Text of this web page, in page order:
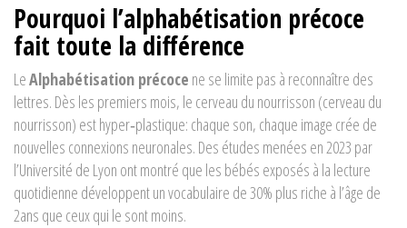
Pourquoi l’alphabétisation précoce
fait toute la différence
LeAlphabétisation précoce ne se limite pas à reconnaître des
lettres. Dès les premiers mois, le cerveau du nourrisson (cerveau du
nourrisson) est hyper‑plastique: chaque son, chaque image crée de
nouvelles connexions neuronales. Des études menées en 2023 par
l’Université de Lyon ont montré que les bébés exposés à la lecture
quotidienne développent un vocabulaire de 30% plus riche à l’âge de
2ans que ceux qui le sont moins.